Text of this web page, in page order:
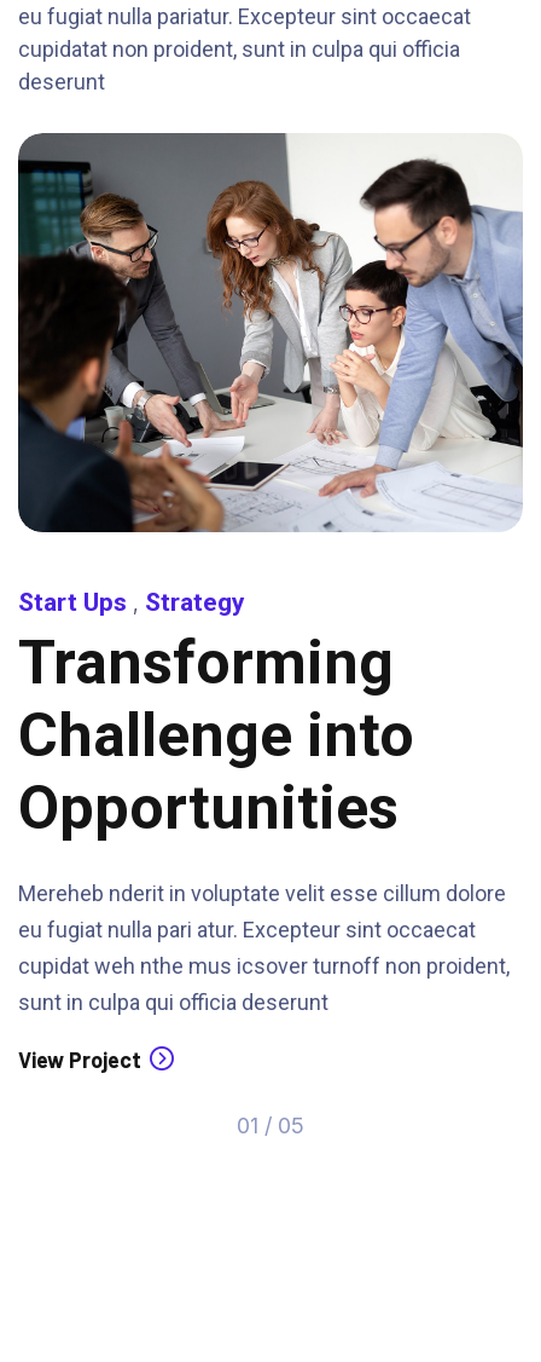
eu fugiat nulla pariatur. Excepteur sint occaecat
cupidatat non proident, sunt in culpa qui officia
deserunt
Start Ups , Strategy
Transforming
Challenge into
Opportunities
Mereheb nderit in voluptate velit esse cillum dolore
eu fugiat nulla pari atur. Excepteur sint occaecat
cupidat weh nthe mus icsover turnoff non proident,
sunt in culpa qui officia deserunt
View Project
01 / 05